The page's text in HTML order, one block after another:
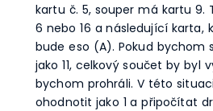
kartu č. 5, souper má kartu 9.
6 nebo 16 a následující karta,
bude eso (A). Pokud bychom
jako 11, celkový součet by byl
bychom prohráli. V této
ohodnotit jako 1 a připočítat